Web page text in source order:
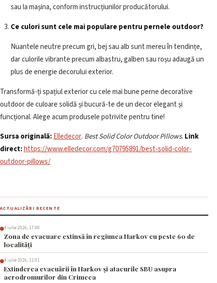
sau la mașina, conform instrucțiunilor producătorului.
Ce culori sunt cele mai populare pentru pernele outdoor?
Nuantele neutre precum gri, bej sau alb sunt mereu în tendințe,
dar culorile vibrante precum albastru, galben sau roșu adaugă un
plus de energie decorului exterior.
Transformă-ți spațiul exterior cu cele mai bune perne decorative
outdoor de culoare solidă și bucură-te de un decor elegant și
funcțional. Alege acum produsele potrivite pentru tine!
Sursa originală:Elledecor. Best Solid Color Outdoor Pillows. Link
direct:https://www.elledecor.com/g70795891/best-solid-color-
outdoor-pillows/
ACTUALIZĂRI RECENTE
4 iulie 2026, 17:00
Zona de evacuare extinsă în regiunea Harkov cu peste 60 de
localități
4 iulie 2026, 12:01
Extinderea evacuării în Harkov și atacurile SBU asupra
aerodromurilor din Crimeea